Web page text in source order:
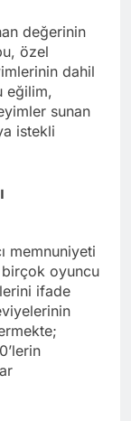
değerinin
özel
dahil
eğilim,
sunan
istekli
memnuniyeti
oyuncu
ifade